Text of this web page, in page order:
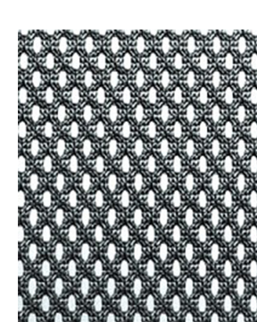
Механизм качания
Механизм качания напрямую
на функциональность. Чем
его конструкция, тем
креслом.
DMS